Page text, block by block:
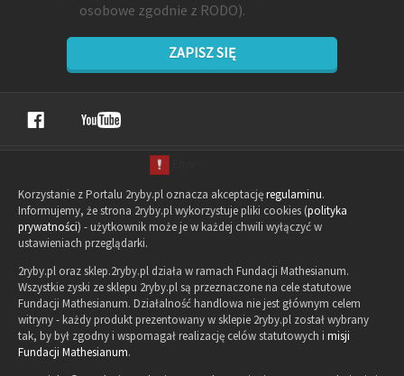
osobowe zgodnie z RODO).
ZAPISZ SIĘ
Korzystanie z Portalu 2ryby.pl oznacza akceptacjęregulaminu.
Informujemy, że strona 2ryby.pl wykorzystuje pliki cookies (polityka
prywatności) - użytkownik może je w każdej chwili wyłączyć w
ustawieniach przeglądarki.
2ryby.pl oraz sklep.2ryby.pl działa w ramach Fundacji Mathesianum.
Wszystkie zyski ze sklepu 2ryby.pl są przeznaczone na cele statutowe
Fundacji Mathesianum. Działalność handlowa nie jest głównym celem
witryny - każdy produkt prezentowany w sklepie 2ryby.pl został wybrany
tak, by był zgodny i wspomagał realizację celów statutowych i misji
Fundacji Mathesianum.